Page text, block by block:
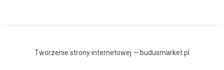
Tworzenie strony internetowej — budusmarket.pl